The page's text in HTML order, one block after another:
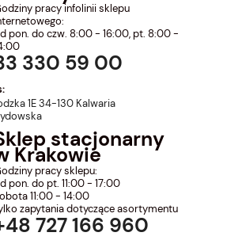
pracy infolinii sklepu
pon. do czw. 8:00 - 16:00, pt. 8:00 -
330 59 00
1E 34-130 Kalwaria
stacjonarny
Krakowie
pracy sklepu:
pon. do pt. 11:00 - 17:00
11:00 - 14:00
zapytania dotyczące asortymentu
727 166 960